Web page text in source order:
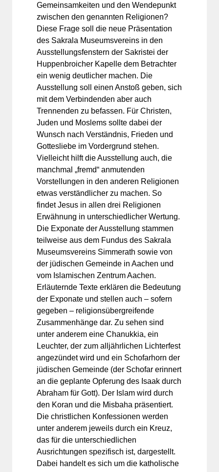
Gemeinsamkeiten und den Wendepunkt
zwischen den genannten Religionen?
Diese Frage soll die neue Präsentation
des Sakrala Museumsvereins in den
Ausstellungsfenstern der Sakristei der
Huppenbroicher Kapelle dem Betrachter
ein wenig deutlicher machen. Die
Ausstellung soll einen Anstoß geben, sich
mit dem Verbindenden aber auch
Trennenden zu befassen. Für Christen,
Juden und Moslems sollte dabei der
Wunsch nach Verständnis, Frieden und
Gottesliebe im Vordergrund stehen.
Vielleicht hilft die Ausstellung auch, die
manchmal „fremd“ anmutenden
Vorstellungen in den anderen Religionen
etwas verständlicher zu machen. So
findet Jesus in allen drei Religionen
Erwähnung in unterschiedlicher Wertung.
Die Exponate der Ausstellung stammen
teilweise aus dem Fundus des Sakrala
Museumsvereins Simmerath sowie von
der jüdischen Gemeinde in Aachen und
vom Islamischen Zentrum Aachen.
Erläuternde Texte erklären die Bedeutung
der Exponate und stellen auch – sofern
gegeben – religionsübergreifende
Zusammenhänge dar. Zu sehen sind
unter anderem eine Chanukkia, ein
Leuchter, der zum alljährlichen Lichterfest
angezündet wird und ein Schofarhorn der
jüdischen Gemeinde (der Schofar erinnert
an die geplante Opferung des Isaak durch
Abraham für Gott). Der Islam wird durch
den Koran und die Misbaha präsentiert.
Die christlichen Konfessionen werden
unter anderem jeweils durch ein Kreuz,
das für die unterschiedlichen
Ausrichtungen spezifisch ist, dargestellt.
Dabei handelt es sich um die katholische